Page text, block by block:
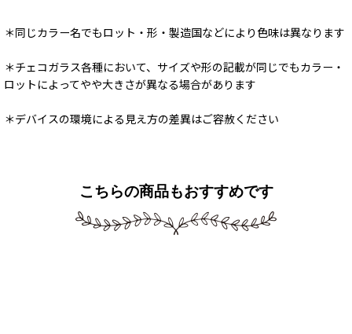
＊同じカラー名でもロット・形・製造国などにより色味は異なります
＊チェコガラス各種において、サイズや形の記載が同じでもカラー・
ロットによってやや大きさが異なる場合があります
＊デバイスの環境による見え方の差異はご容赦ください
こちらの商品もおすすめです